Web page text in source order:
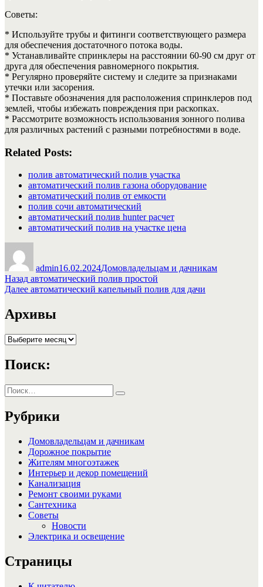
Советы:
* Используйте трубы и фитинги соответствующего размера
для обеспечения достаточного потока воды.
* Устанавливайте спринклеры на расстоянии 60-90 см друг от
друга для обеспечения равномерного покрытия.
* Регулярно проверяйте систему и следите за признаками
утечки или засорения.
* Поставьте обозначения для расположения спринклеров под
землей, чтобы избежать повреждения при раскопках.
* Рассмотрите возможность использования зонного полива
для различных растений с разными потребностями в воде.
Related Posts:
полив автоматический полив участка
автоматический полив газона оборудование
автоматический полив от емкости
полив сочи автоматический
автоматический полив hunter расчет
автоматический полив на участке цена
admin16.02.2024Домовладельцам и дачникам
Навигация
по
записям
Назад Предыдущая
запись:
автоматический полив простой
Далее Следующая
автоматический капельный полив для дачи
Архивы
Архивы
Поиск:
Искать:
Поиск
Рубрики
Домовладельцам и дачникам
Дорожное покрытие
Жителям многоэтажек
Интерьер и декор помещений
Канализация
Ремонт своими руками
Сантехника
Советы
Новости
Электрика и освещение
Страницы